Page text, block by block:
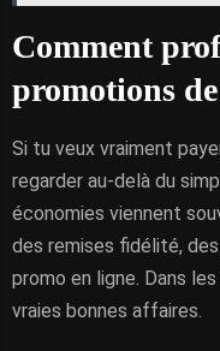
Comment
promotions
Si tu veux vraiment
regarder au-delà du
économies viennent
des remises fidélité,
promo en ligne. Dans
vraies bonnes affaires.